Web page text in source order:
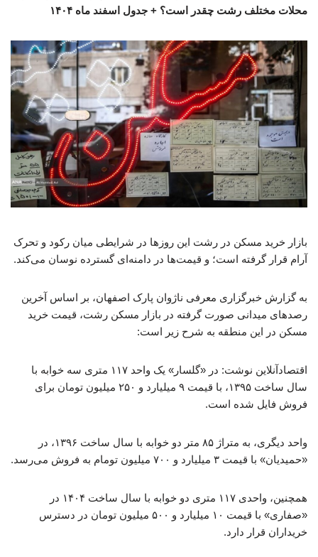
محلات مختلف رشت چقدر است؟ + جدول اسفند ماه ۱۴۰۴
بازار خرید مسکن در رشت این روزها در شرایطی میان رکود و تحرک
آرام قرار گرفته است؛ و قیمت‌ها در دامنه‌ای گسترده نوسان می‌کند.
به گزارش خبرگزاری معرفی ناژوان پارک اصفهان، بر اساس آخرین
رصدهای میدانی صورت گرفته در بازار مسکن رشت، قیمت خرید
مسکن در این منطقه به شرح زیر است:
اقتصادآنلاین نوشت: در «گلسار» یک واحد ۱۱۷ متری سه خوابه با
سال ساخت ۱۳۹۵، با قیمت ۹ میلیارد و ۲۵۰ میلیون تومان برای
فروش فایل شده است.
واحد دیگری، به متراژ ۸۵ متر دو خوابه با سال ساخت ۱۳۹۶، در
«حمیدیان» با قیمت ۳ میلیارد و ۷۰۰ میلیون تومام به فروش می‌رسد.
همچنین، واحدی ۱۱۷ متری دو خوابه با سال ساخت ۱۴۰۴ در
«صفاری» با قیمت ۱۰ میلیارد و ۵۰۰ میلیون تومان در دسترس
خریداران قرار دارد.